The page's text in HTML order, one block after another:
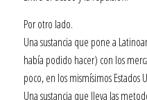
Por otro lado.
Una sustancia que pone a
había podido hacer) con los
poco, en los mismísimos Estados
Una sustancia que lleva las